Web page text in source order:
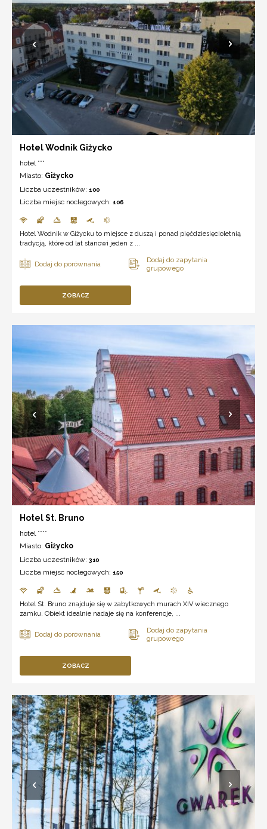
Hotel Wodnik Giżycko
hotel ***
Miasto: Giżycko
Liczba uczestników: 100
Liczba miejsc noclegowych: 106
Hotel Wodnik w Giżycku to miejsce z duszą i ponad pięćdziesięcioletnią
tradycją, które od lat stanowi jeden z ...
ZOBACZ
Hotel St. Bruno
hotel ****
Miasto: Giżycko
Liczba uczestników: 310
Liczba miejsc noclegowych: 150
Hotel St. Bruno znajduje się w zabytkowych murach XIV wiecznego
zamku. Obiekt idealnie nadaje się na konferencje, ...
ZOBACZ